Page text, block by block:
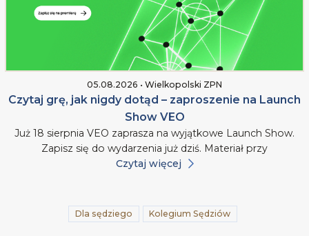
05.08.2026 • Wielkopolski ZPN
Czytaj grę, jak nigdy dotąd – zaproszenie na Launch
Show VEO
Już 18 sierpnia VEO zaprasza na wyjątkowe Launch Show.
Zapisz się do wydarzenia już dziś. Materiał przy
Czytaj więcej
Dla sędziego Kolegium Sędziów